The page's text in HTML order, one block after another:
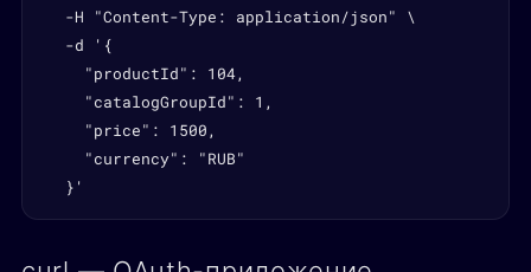
  -H "Content-Type: application/json" \
  -d '{
    "productId": 104,
    "catalogGroupId": 1,
    "price": 1500,
    "currency": "RUB"
  }'